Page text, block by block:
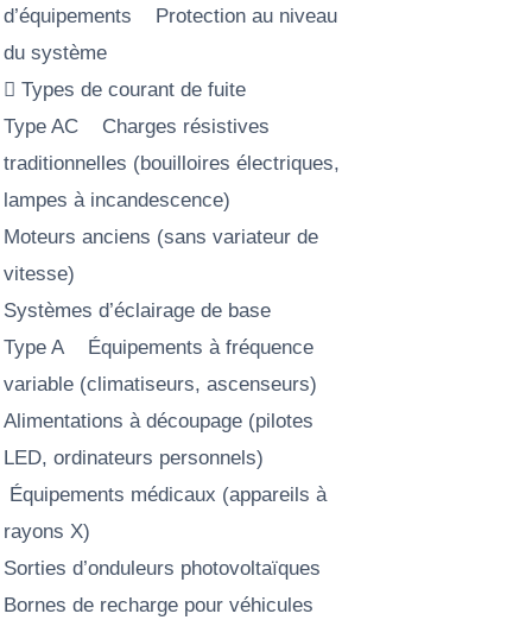
d’équipements Protection au niveau
du système
 Types de courant de fuite
Type AC Charges résistives
traditionnelles (bouilloires électriques,
lampes à incandescence)
Moteurs anciens (sans variateur de
vitesse)
Systèmes d’éclairage de base
Type A Équipements à fréquence
variable (climatiseurs, ascenseurs)
Alimentations à découpage (pilotes
LED, ordinateurs personnels)
Équipements médicaux (appareils à
rayons X)
Sorties d’onduleurs photovoltaïques
Bornes de recharge pour véhicules